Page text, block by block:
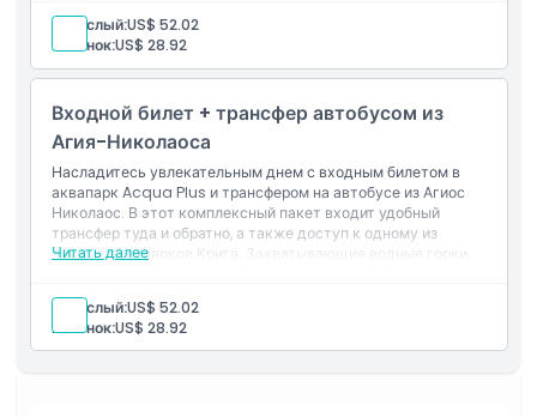
Дресс-код
Условия и положения
Политика отмены
обратно из Ретимно позволяет легко насладиться одним из
лучших аквапарков Греции.
Взрослый:US$ 52.02
Ребенок:US$ 28.92
Входной билет + трансфер автобусом из
Агия-Николаоса
Насладитесь увлекательным днем с входным билетом в
аквапарк Acqua Plus и трансфером на автобусе из Агиос
Николаос. В этот комплексный пакет входит удобный
трансфер туда и обратно, а также доступ к одному из
лучших аквапарков Крита. Захватывающие водные горки,
семей, детей и любителей приключений, приезжающих из
Агиос Николаос.
Читать далее
Взрослый:US$ 52.02
Ребенок:US$ 28.92